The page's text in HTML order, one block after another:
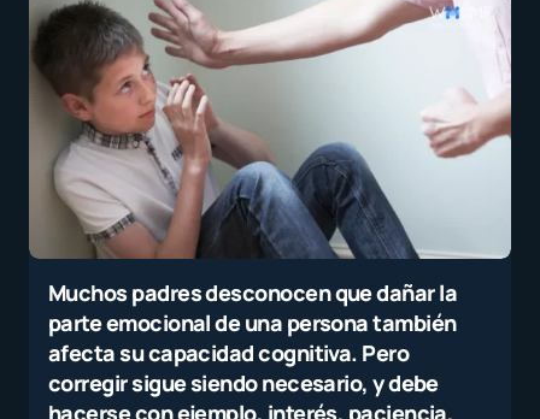
Muchos padres desconocen que dañar la
parte emocional de una persona también
afecta su capacidad cognitiva. Pero
corregir sigue siendo necesario, y debe
hacerse con ejemplo, interés, paciencia,